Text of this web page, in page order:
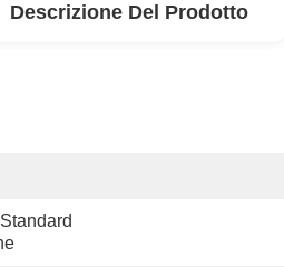
Descrizione Del Prodotto